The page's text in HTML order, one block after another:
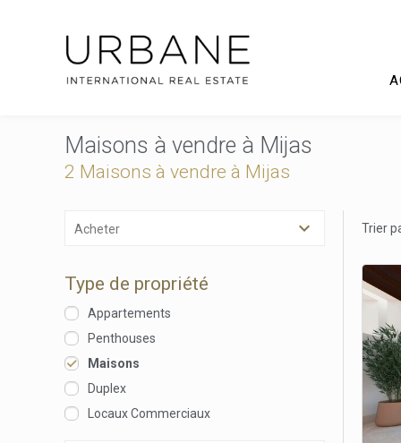
Maisons à vendre à Mijas
2 Maisons à vendre à Mijas
Acheter
Type de propriété
Appartements
Penthouses
Maisons
Duplex
Locaux Commerciaux
Trier